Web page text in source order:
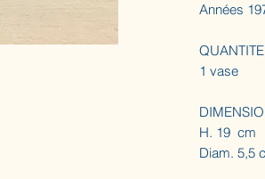
Années
QUANTITE
1 vase
H. 19 cm
Diam. 5,5